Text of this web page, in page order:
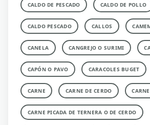
CALDO DE PESCADO CALDO DE POLLO
CALDO PESCADO CALLOS
CANELA CANGREJO O SURIMI
CAPÓN O PAVO CARACOLES BUGET
CARNE CARNE DE CERDO
CARNE PICADA DE TERNERA O DE CERDO